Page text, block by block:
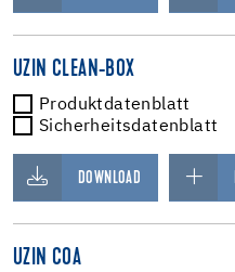
UZIN CLEAN-BOX
Produktdatenblatt
Sicherheitsdatenblatt
DOWNLOAD
UZIN COA